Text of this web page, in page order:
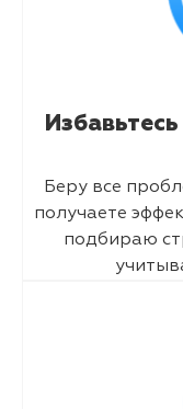
Беру все
получаете
подбираю